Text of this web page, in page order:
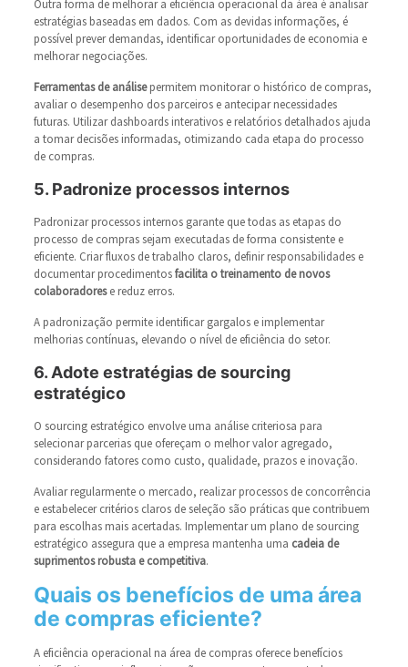
Outra forma de melhorar a eficiência operacional da área é analisar
estratégias baseadas em dados. Com as devidas informações, é
possível prever demandas, identificar oportunidades de economia e
melhorar negociações.
Ferramentas de análisepermitem monitorar o histórico de compras,
avaliar o desempenho dos parceiros e antecipar necessidades
futuras. Utilizar dashboards interativos e relatórios detalhados ajuda
a tomar decisões informadas, otimizando cada etapa do processo
de compras.
5. Padronize processos internos
Padronizar processos internos garante que todas as etapas do
processo de compras sejam executadas de forma consistente e
eficiente. Criar fluxos de trabalho claros, definir responsabilidades e
documentar procedimentosfacilita o treinamento de novos
colaboradorese reduz erros.
A padronização permite identificar gargalos e implementar
melhorias contínuas, elevando o nível de eficiência do setor.
6. Adote estratégias de sourcing
estratégico
O sourcing estratégico envolve uma análise criteriosa para
selecionar parcerias que ofereçam o melhor valor agregado,
considerando fatores como custo, qualidade, prazos e inovação.
Avaliar regularmente o mercado, realizar processos de concorrência
e estabelecer critérios claros de seleção são práticas que contribuem
para escolhas mais acertadas. Implementar um plano de sourcing
estratégico assegura que a empresa mantenha uma cadeia de
suprimentos robusta e competitiva.
Quais os benefícios de uma área
de compras eficiente?
A eficiência operacional na área de compras oferece benefícios